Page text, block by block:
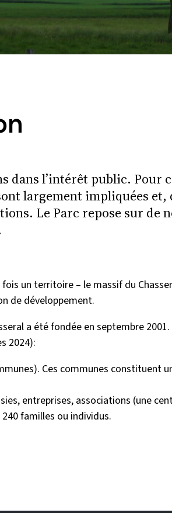
dans l’intérêt public. Pour
largement impliquées et,
Le Parc repose sur de
un territoire – le massif du
de développement.
a été fondée en septembre
2024):
Ces communes constituent
entreprises, associations (une
familles ou individus.